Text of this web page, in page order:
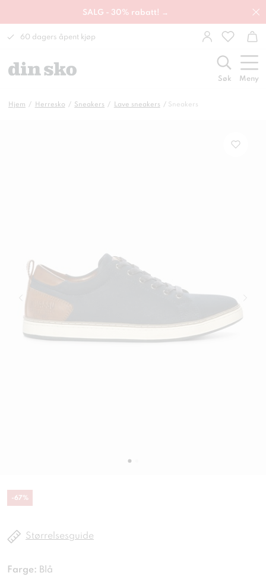
SALG - 30% rabatt! →
60 dagers åpent kjøp
Søk Meny
Hjem Herresko Sneakers Lave sneakers Sneakers
-67%
Størrelsesguide
Farge: Blå